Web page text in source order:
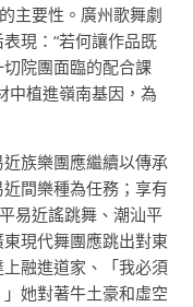
主要性。廣州歌舞劇
現：“若何讓作品既
院團面臨的配合課
中植進嶺南基因，為
族樂團應繼續以傳承
間樂種為任務；享有
易近謠跳舞、潮汕平
現代舞團應跳出對東
融進道家、「我必須
她對著牛土豪和虛空